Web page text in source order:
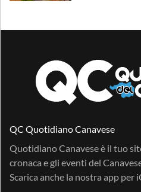
QC Quotidiano Canavese
Quotidiano Canavese è il tuo
cronaca e gli eventi del
Scarica anche la nostra app per